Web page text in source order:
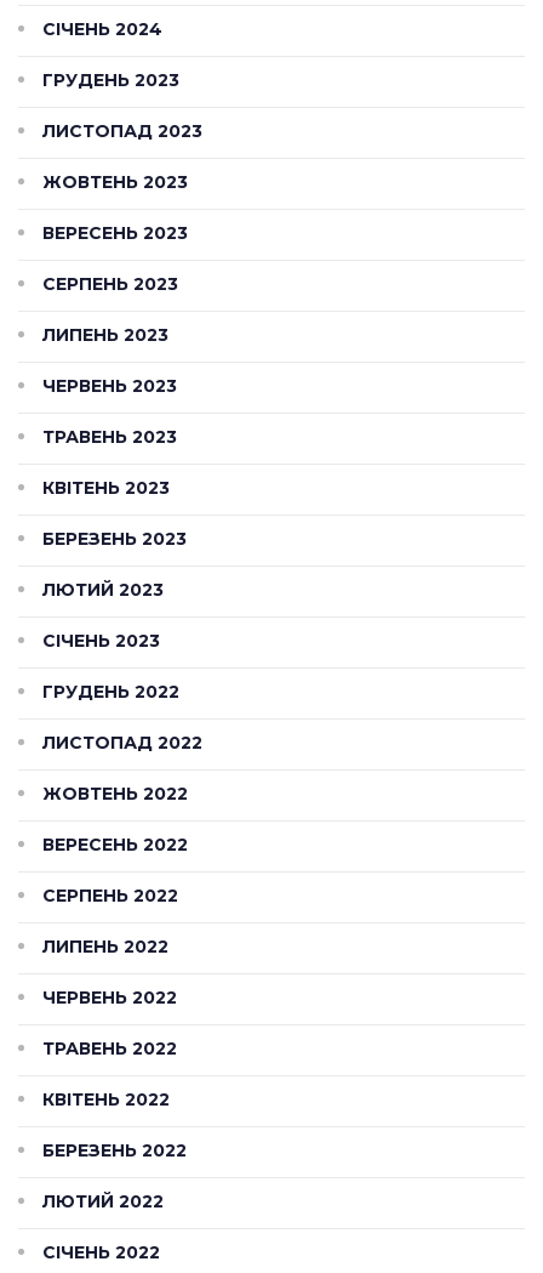
СІЧЕНЬ 2024
ГРУДЕНЬ 2023
ЛИСТОПАД 2023
ЖОВТЕНЬ 2023
ВЕРЕСЕНЬ 2023
СЕРПЕНЬ 2023
ЛИПЕНЬ 2023
ЧЕРВЕНЬ 2023
ТРАВЕНЬ 2023
КВІТЕНЬ 2023
БЕРЕЗЕНЬ 2023
ЛЮТИЙ 2023
СІЧЕНЬ 2023
ГРУДЕНЬ 2022
ЛИСТОПАД 2022
ЖОВТЕНЬ 2022
ВЕРЕСЕНЬ 2022
СЕРПЕНЬ 2022
ЛИПЕНЬ 2022
ЧЕРВЕНЬ 2022
ТРАВЕНЬ 2022
КВІТЕНЬ 2022
БЕРЕЗЕНЬ 2022
ЛЮТИЙ 2022
СІЧЕНЬ 2022